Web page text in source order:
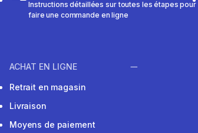
Instructions détaillées sur toutes les étapes pour
faire une commande en ligne
ACHAT EN LIGNE
Retrait en magasin
Livraison
Moyens de paiement